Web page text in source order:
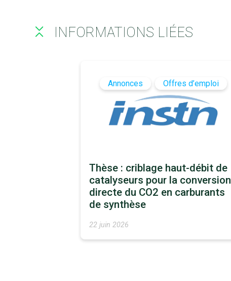
INFORMATIONS LIÉES
Annonces Offres d’emploi
Thèse : criblage haut-débit de
catalyseurs pour la conversion
directe du CO2 en carburants
de synthèse
22 juin 2026